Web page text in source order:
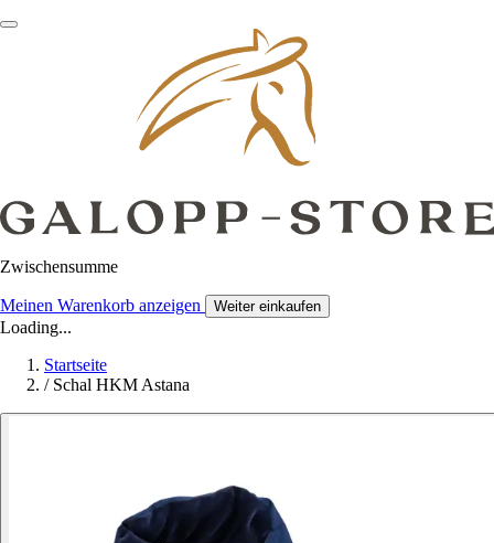
Zwischensumme
Meinen Warenkorb anzeigen Weiter einkaufen
Loading...
Startseite
/ Schal HKM Astana